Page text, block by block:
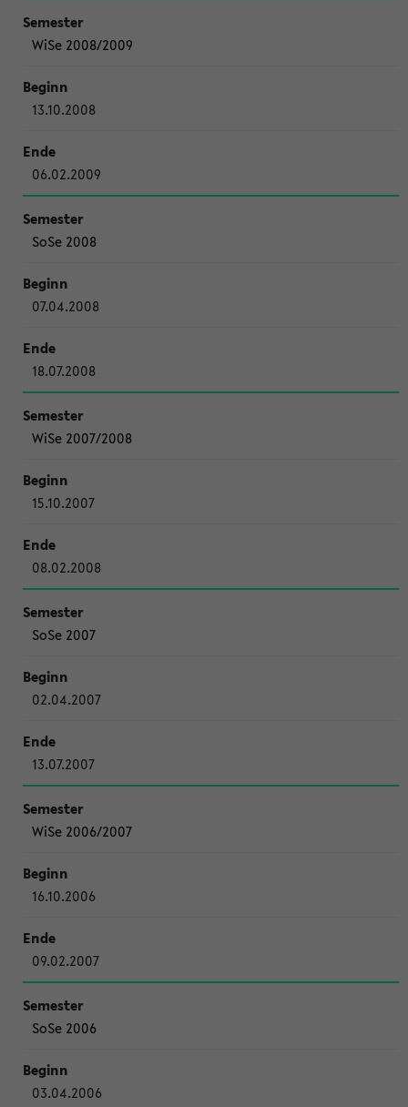
WiSe 2008/2009
13.10.2008
06.02.2009
SoSe 2008
07.04.2008
18.07.2008
WiSe 2007/2008
15.10.2007
08.02.2008
SoSe 2007
02.04.2007
13.07.2007
WiSe 2006/2007
16.10.2006
09.02.2007
SoSe 2006
03.04.2006